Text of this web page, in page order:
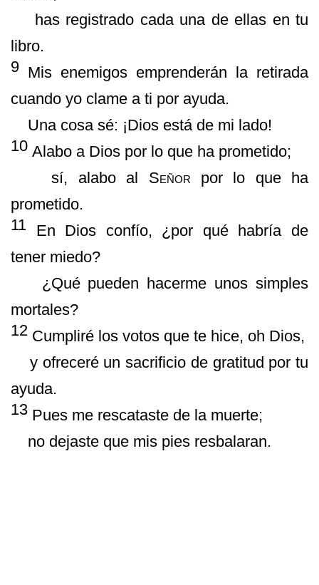
has registrado cada una de ellas en tu
libro.
9 Mis enemigos emprenderán la retirada
cuando yo clame a ti por ayuda.
Una cosa sé: ¡Dios estáde mi lado!
10 Alabo a Dios por lo que ha prometido;
sí, alabo al Señor
por lo que ha
prometido.
11 En Dios confío, ¿por quéhabría de
tener miedo?
¿Quépueden hacerme unos simples
mortales?
12 Cumpliré los votos que te hice, oh Dios,
y ofreceréun sacrificio de gratitud por tu
ayuda.
13 Pues me rescataste de la muerte;
no dejaste que mis pies resbalaran.